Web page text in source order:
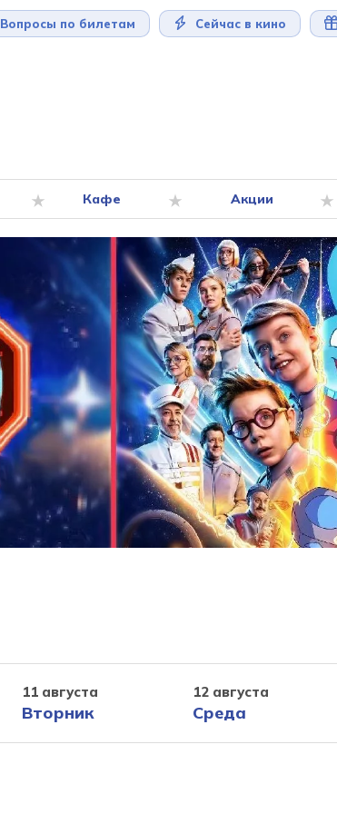
Вопросы по билетам Сейчас в кино
Кафе Акции
11 августа
Вторник
12 августа
Среда